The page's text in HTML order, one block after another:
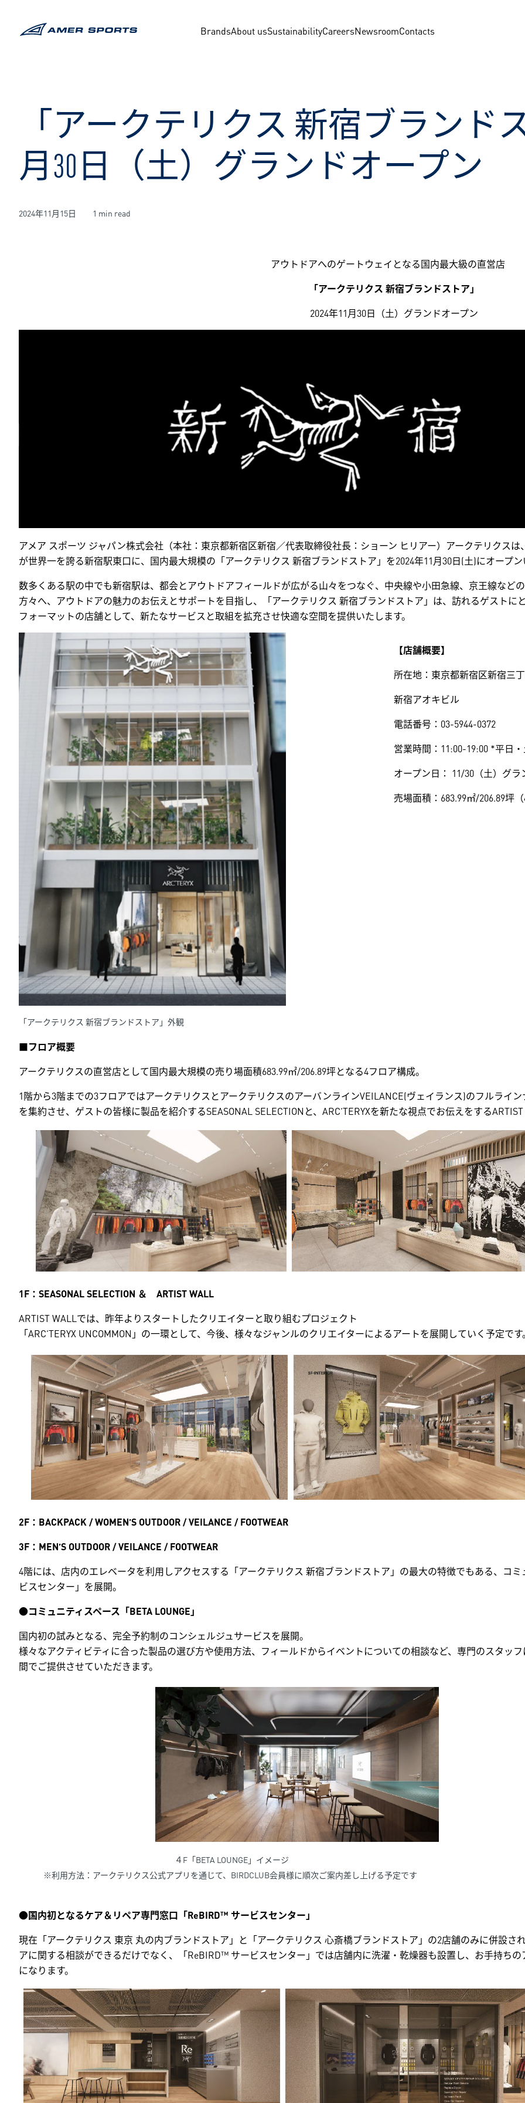
BrandsAbout usSustainabilityCareersNewsroomContacts
「アークテリクス 新宿ブランド
月30日（土）グランドオープン
2024年11月15日 1 min read
アウトドアへのゲートウェイとなる国内最大級の直営店
「アークテリクス 新宿ブランドストア」
2024年11月30日（土）グランドオープン
アメア スポーツ ジャパン株式会社（本社：東京都新宿区新宿／代表取締役社長：ショーン ヒリアー）アークテリクス
が世界一を誇る新宿駅東口に、国内最大規模の「アークテリクス 新宿ブランドストア」を2024年11月30日(土)にオープン
数多くある駅の中でも新宿駅は、都会とアウトドアフィールドが広がる山々をつなぐ、中央線や小田急線、京王線など
方々へ、アウトドアの魅力のお伝えとサポートを目指し、「アークテリクス 新宿ブランドストア」は、訪れるゲスト
フォーマットの店舗として、新たなサービスと取組を拡充させ快適な空間を提供いたします。
「アークテリクス 新宿ブランドストア」外観
【店舗概要】
所在地：東京都新宿区新宿三
新宿アオキビル
電話番号：03-5944-0372
営業時間：11:00-19:00 *平日
オープン日： 11/30（土）グラ
売場面積：683.99㎡/206.89坪（
■フロア概要
アークテリクスの直営店として国内最大規模の売り場面積683.99㎡/206.89坪となる4フロア構成。
1階から3階までの3フロアではアークテリクスとアークテリクスのアーバンラインVEILANCE(ヴェイランス)のフルライ
を集約させ、ゲストの皆様に製品を紹介するSEASONAL SELECTIONと、ARC’TERYXを新たな視点でお伝えをする
1F ：SEASONAL SELECTION ＆ ARTIST WALL
ARTIST WALLでは、昨年よりスタートしたクリエイターと取り組むプロジェクト
「ARC’TERYX UNCOMMON」の一環として、今後、様々なジャンルのクリエイターによるアートを展開していく予定です。
2F ：BACKPACK / WOMEN’S OUTDOOR / VEILANCE / FOOTWEAR
3F ：MEN’S OUTDOOR / VEILANCE / FOOTWEAR
4階には、店内のエレベータを利用しアクセスする「アークテリクス 新宿ブランドストア」の最大の特徴でもある、コ
ビスセンター」を展開。
●コミュニティスペース「BETA LOUNGE」
国内初の試みとなる、完全予約制のコンシェルジュサービスを展開。
様々なアクティビティに合った製品の選び方や使用方法、フィールドからイベントについての相談など、専門のスタッ
間でご提供させていただきます。
４F「BETA LOUNGE」イメージ
※利用方法：アークテリクス公式アプリを通じて、BIRDCLUB会員様に順次ご案内差し上げる予定です
●国内初となるケア＆リペア専門窓口「ReBIRD™ サービスセンター」
現在「アークテリクス 東京 丸の内ブランドストア」と「アークテリクス 心斎橋ブランドストア」の2店舗のみに併設
アに関する相談ができるだけでなく、「ReBIRD™ サービスセンター」では店舗内に洗濯・乾燥器も設置し、お手持ち
になります。